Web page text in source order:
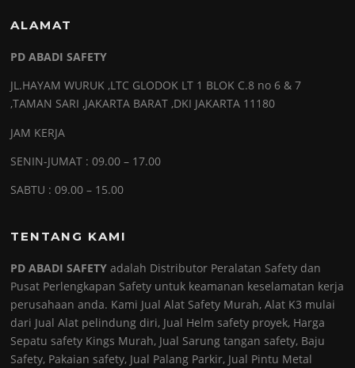
ALAMAT
PD ABADI SAFETY
JL.HAYAM WURUK ,LTC GLODOK LT 1 BLOK C.8 no 6 & 7
,TAMAN SARI ,JAKARTA BARAT ,DKI JAKARTA 11180
JAM KERJA
SENIN-JUMAT : 09.00 – 17.00
SABTU : 09.00 – 15.00
TENTANG KAMI
PD ABADI SAFETY adalah Distributor Peralatan Safety dan
Pusat Perlengkapan Safety untuk keamanan keselamatan kerja
perusahaan anda. Kami Jual Alat Safety Murah, Alat K3 mulai
dari Jual Alat pelindung diri, Jual Helm safety proyek, Harga
Sepatu safety Kings Murah, Jual Sarung tangan safety, Baju
Safety, Pakaian safety, Jual Palang Parkir, Jual Pintu Metal